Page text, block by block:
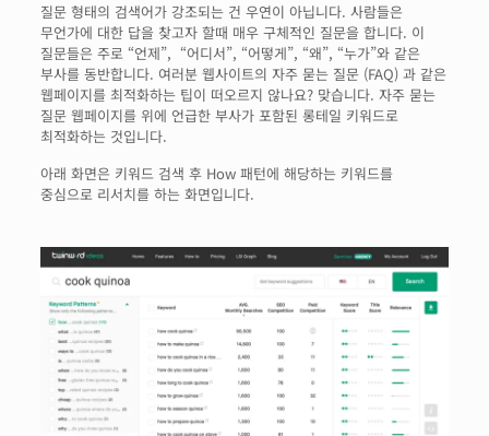
질문 형태의 검색어가 강조되는 건 우연이 아닙니다. 사람들은
무언가에 대한 답을 찾고자 할때 매우 구체적인 질문을 합니다. 이
질문들은 주로 “언제”, “어디서”, “어떻게”, “왜”, “누가”와 같은
부사를 동반합니다. 여러분 웹사이트의 자주 묻는 질문 (FAQ) 과 같은
웹페이지를 최적화하는 팁이 떠오르지 않나요? 맞습니다. 자주 묻는
질문 웹페이지를 위에 언급한 부사가 포함된 롱테일 키워드로
최적화하는 것입니다.
아래 화면은 키워드 검색 후 How 패턴에 해당하는 키워드를
중심으로 리서치를 하는 화면입니다.